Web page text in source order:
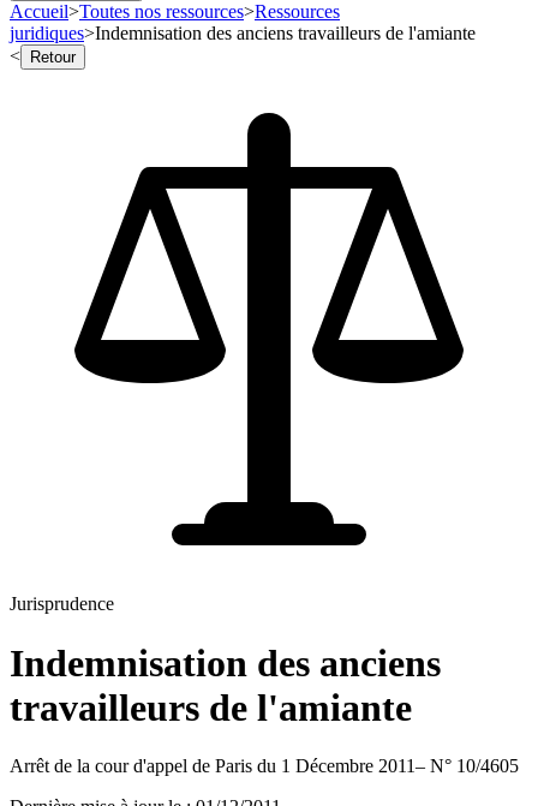
Accueil>Toutes nos ressources>Ressources
juridiques>Indemnisation des anciens travailleurs de l'amiante
<
Retour
Jurisprudence
Indemnisation des anciens
travailleurs de l'amiante
Arrêt de la cour d'appel de Paris du 1 Décembre 2011– N° 10/4605